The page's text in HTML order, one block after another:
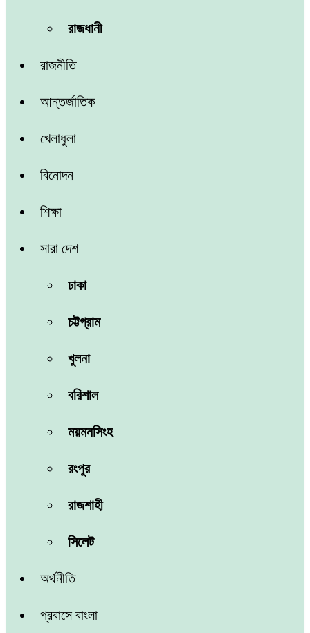
রাজধানী
রাজনীতি
আন্তর্জাতিক
খেলাধুলা
বিনোদন
শিক্ষা
সারা দেশ
ঢাকা
চট্টগ্রাম
খুলনা
বরিশাল
ময়মনসিংহ
রংপুর
রাজশাহী
সিলেট
অর্থনীতি
প্রবাসে বাংলা